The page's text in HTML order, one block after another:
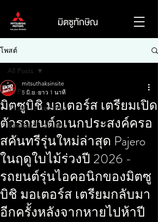
มิตซูทักษิณ
โพสต์
All Posts
ข่าวสาร / กิจกรรม
ข้อเสนอ/โปรโมชั่น
All Posts
มิตซูบิชิ มอเตอร์ส เตรียมเปิด
ตัวรถยนต์อเนกประสงค์ครอ
สคันทรีรุ่นใหม่ล่าสุด Pajero
ในฤดูใบไม้ร่วงปี 2026 -
รถยนต์รุ่นไอคอนิกของมิตซู
บิชิ มอเตอร์ส เตรียมกลับมา
อีกครั้งหลังจากหายไปห้าปี
mitsuthaksinsite
5 มิ.ย. ยาว 1 นาที